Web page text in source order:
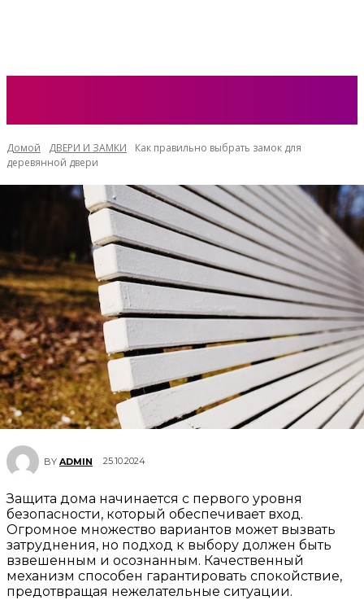
Домой ДВЕРИ И ЗАМКИ
Как правильно выбрать замок для
деревянной двери
BY ADMIN 25.10.2024
Защита дома начинается с первого уровня
безопасности, который обеспечивает вход.
Огромное множество вариантов может вызвать
затруднения, но подход к выбору должен быть
взвешенным и осознанным. Качественный
механизм способен гарантировать спокойствие,
предотвращая нежелательные ситуации.